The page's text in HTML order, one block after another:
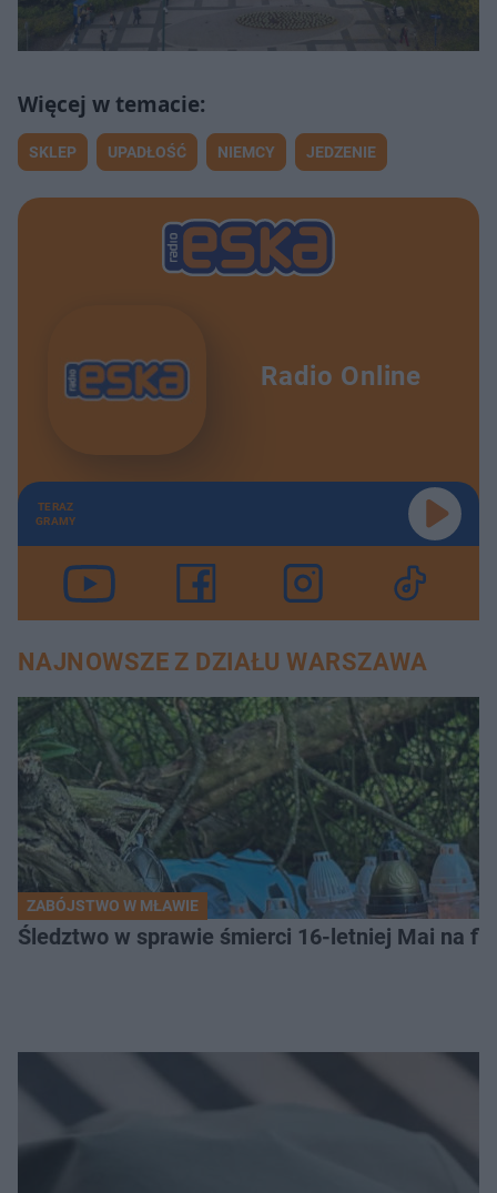
SKLEP UPADŁOŚĆ NIEMCY JEDZENIE
Radio Online
TERAZ
GRAMY
NAJNOWSZE Z DZIAŁU WARSZAWA
ZABÓJSTWO W MŁAWIE
Śledztwo w sprawie śmierci 16-letniej Mai na